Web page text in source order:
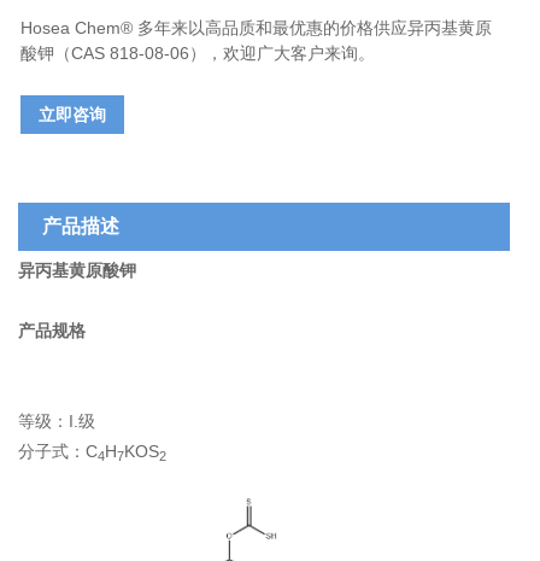
Hosea Chem® 多年来以高品质和最优惠的价格供应异丙基黄原
酸钾（CAS 818-08-06），欢迎广大客户来询。
立即咨询
产品描述
异丙基黄原酸钾
产品规格
等级：I.级
分子式： C4H7KOS2